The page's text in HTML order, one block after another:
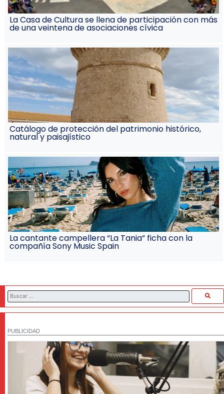
La Casa de Cultura se llena de participación con más
de una veintena de asociaciones cívica
Catálogo de protección del patrimonio histórico,
natural y paisajístico
La cantante campellera “La Tania” ficha con la
compañía Sony Music Spain
PUBLICIDAD